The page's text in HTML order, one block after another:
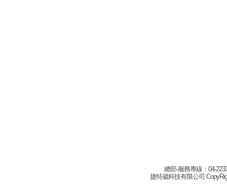
總部-服務專線：04-
捷特崴科技有限公司